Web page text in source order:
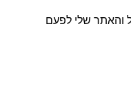
והאתר שלי לפעם